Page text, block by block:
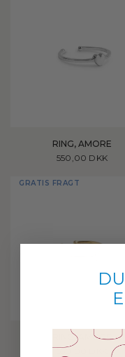
RING, AMORE
550,00 DKK
GRATIS FRAGT
RING, AMORE
550,00 DKK